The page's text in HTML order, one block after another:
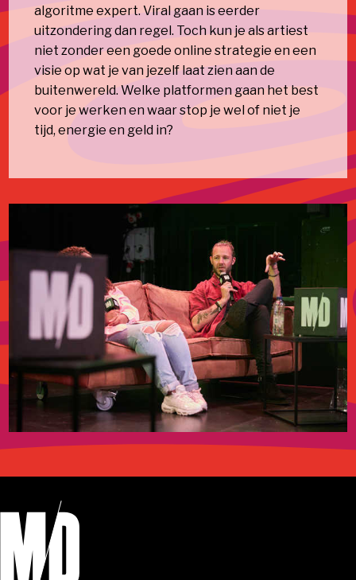
algoritme expert. Viral gaan is eerder
uitzondering dan regel. Toch kun je als artiest
niet zonder een goede online strategie en een
visie op wat je van jezelf laat zien aan de
buitenwereld. Welke platformen gaan het best
voor je werken en waar stop je wel of niet je
tijd, energie en geld in?